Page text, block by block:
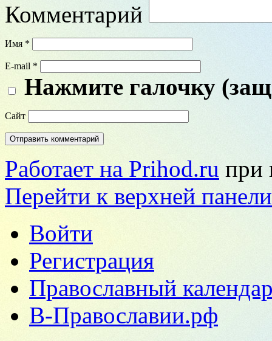
Комментарий
Имя *
E-mail *
Нажмите галочку
Сайт
Работает на Prihod.ru при
Перейти к верхней панели
Войти
Регистрация
Православный
В-Православии.рф